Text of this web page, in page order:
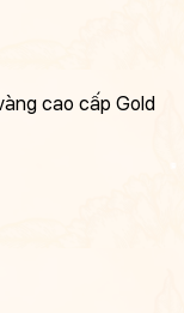
cao cấp Gold